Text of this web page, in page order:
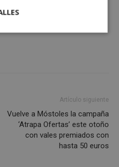
Artículo siguiente
Vuelve a Móstoles la campaña
‘Atrapa Ofertas’ este otoño
con vales premiados con
hasta 50 euros
Cookies de
funcionalidad
clasificadas